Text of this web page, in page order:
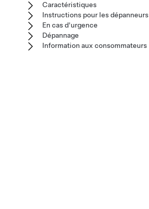
Caractéristiques
Instructions pour les dépanneurs
En cas d'urgence
Dépannage
Information aux consommateurs